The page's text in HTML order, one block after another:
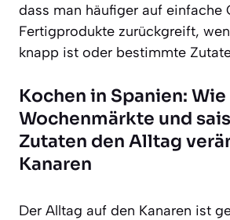
dass man häufiger auf einfache
Fertigprodukte zurückgreift,
knapp ist oder bestimmte
Kochen in Spanien: Wie
Wochenmärkte und
Zutaten den Alltag
Kanaren
Der Alltag auf den Kanaren ist